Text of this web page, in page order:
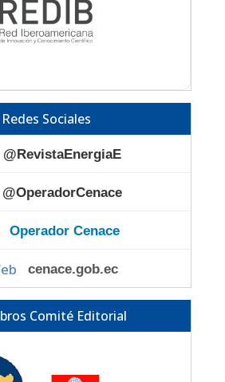
Redes Sociales
@RevistaEnergiaE
@OperadorCenace
Operador Cenace
cenace.gob.ec
Comité Editorial